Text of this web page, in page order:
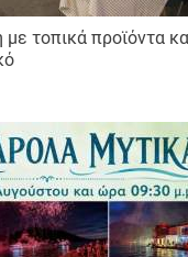
τοπικά προϊόντα